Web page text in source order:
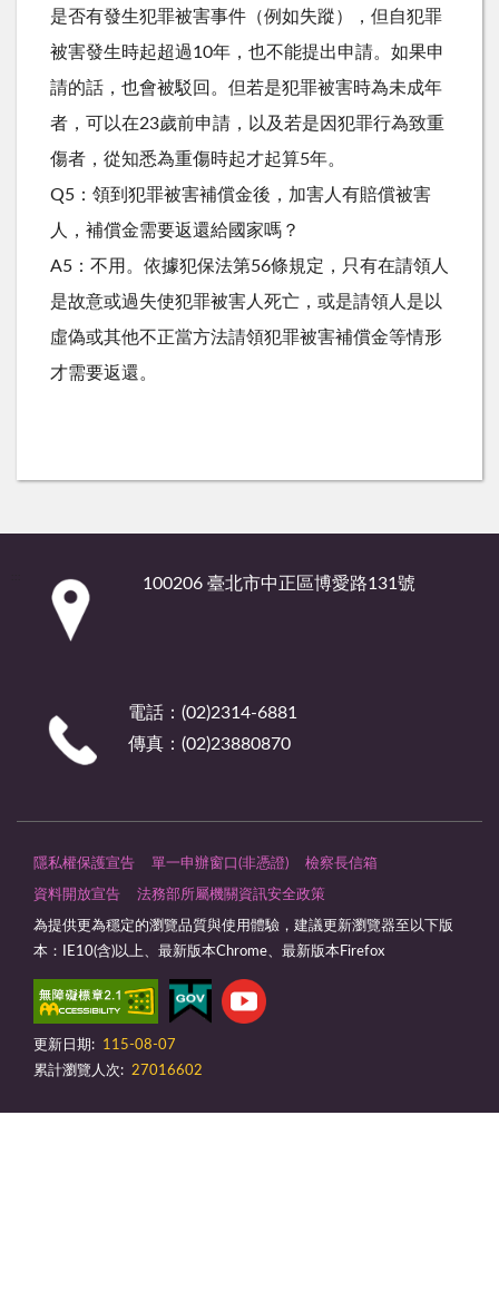
是否有發生犯罪被害事件（例如失蹤），但自犯罪
被害發生時起超過10年，也不能提出申請。如果申
請的話，也會被駁回。但若是犯罪被害時為未成年
者，可以在23歲前申請，以及若是因犯罪行為致重
傷者，從知悉為重傷時起才起算5年。
Q5：領到犯罪被害補償金後，加害人有賠償被害
人，補償金需要返還給國家嗎？
A5：不用。依據犯保法第56條規定，只有在請領人
是故意或過失使犯罪被害人死亡，或是請領人是以
虛偽或其他不正當方法請領犯罪被害補償金等情形
才需要返還。
100206 臺北市中正區博愛路131號
電話：(02)2314-6881
傳真：(02)23880870
隱私權保護宣告 單一申辦窗口(非憑證) 檢察長信箱
資料開放宣告 法務部所屬機關資訊安全政策
為提供更為穩定的瀏覽品質與使用體驗，建議更新瀏覽器至以下版
本：IE10(含)以上、最新版本Chrome、最新版本Firefox
更新日期:
115-08-07
累計瀏覽人次: 27016602